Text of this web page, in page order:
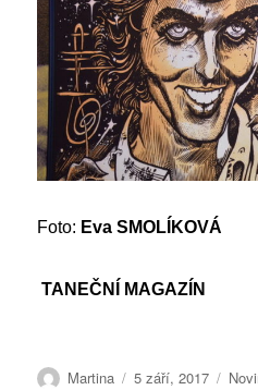
Foto: Eva SMOLÍKOVÁ
TANEČNÍ MAGAZÍN
Autor:
Martina Publikováno:
5 září, 2017